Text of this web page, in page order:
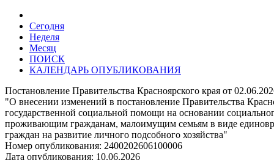
Сегодня
Неделя
Месяц
ПОИСК
КАЛЕНДАРЬ ОПУБЛИКОВАНИЯ
Постановление Правительства Красноярского края от
"О внесении изменений в постановление Правительства
государственной социальной помощи на основании
проживающим гражданам, малоимущим семьям в виде
граждан на развитие личного подсобного хозяйства"
Номер опубликования: 2400202606100006
Дата опубликования: 10.06.2026